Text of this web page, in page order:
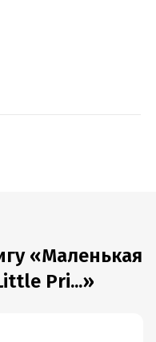
«Маленькая
Pri...»